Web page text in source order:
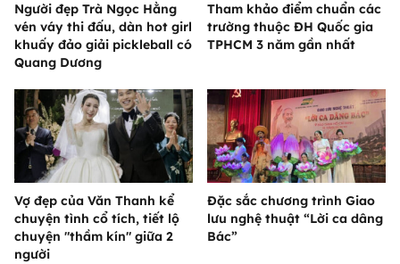
Người đẹp Trà Ngọc Hằng
vén váy thi đấu, dàn hot girl
khuấy đảo giải pickleball có
Quang Dương
Tham khảo điểm chuẩn các
trường thuộc ĐH Quốc gia
TPHCM 3 năm gần nhất
Vợ đẹp của Văn Thanh kể
chuyện tình cổ tích, tiết lộ
chuyện "thầm kín" giữa 2
người
Đặc sắc chương trình Giao
lưu nghệ thuật “Lời ca dâng
Bác”